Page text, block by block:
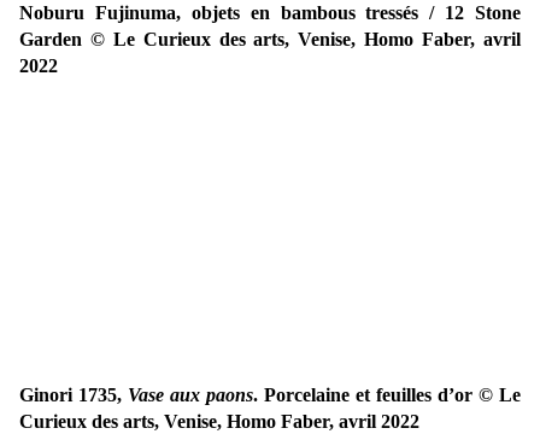
Noburu Fujinuma, objets en bambous tressés / 12 Stone
Garden © Le Curieux des arts, Venise, Homo Faber, avril
2022
Ginori 1735, Vase aux paons. Porcelaine et feuilles d’or © Le
Curieux des arts, Venise, Homo Faber, avril 2022